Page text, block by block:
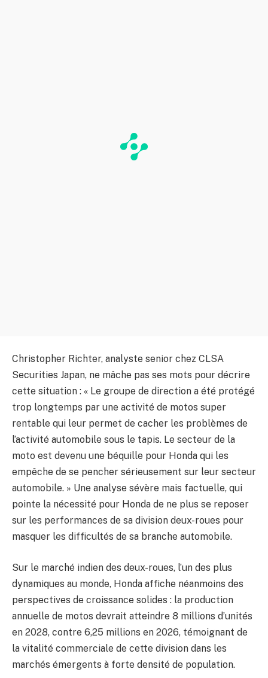
Christopher Richter, analyste senior chez CLSA
Securities Japan, ne mâche pas ses mots pour décrire
cette situation : « Le groupe de direction a été protégé
trop longtemps par une activité de motos super
rentable qui leur permet de cacher les problèmes de
l’activité automobile sous le tapis. Le secteur de la
moto est devenu une béquille pour Honda qui les
empêche de se pencher sérieusement sur leur secteur
automobile. » Une analyse sévère mais factuelle, qui
pointe la nécessité pour Honda de ne plus se reposer
sur les performances de sa division deux-roues pour
masquer les difficultés de sa branche automobile.
Sur le marché indien des deux-roues, l’un des plus
dynamiques au monde, Honda affiche néanmoins des
perspectives de croissance solides : la production
annuelle de motos devrait atteindre 8 millions d’unités
en 2028, contre 6,25 millions en 2026, témoignant de
la vitalité commerciale de cette division dans les
marchés émergents à forte densité de population.